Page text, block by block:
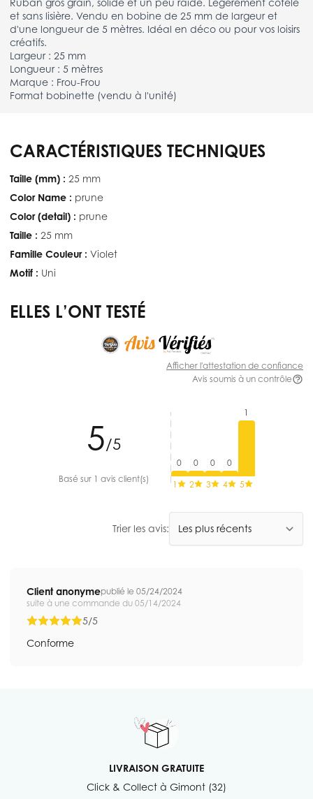
et sans lisière. Vendu en bobine de 25 mm de largeur et
d'une longueur de 5 mètres. Idéal en déco ou pour vos loisirs
créatifs.
Largeur : 25 mm
Longueur : 5 mètres
Marque : Frou-Frou
Format bobinette (vendu à l'unité)
CARACTÉRISTIQUES TECHNIQUES
Taille (mm) : 25 mm
Color Name : prune
Color (detail) : prune
Taille : 25 mm
Famille Couleur : Violet
Motif : Uni
ELLES L’ONT TESTÉ
Afficher l'attestation de confiance
Avis soumis à un contrôle
5/5
Basé sur 1 avis client(s)
0
1
0
2
0
3
0
4
1
5
Trier les avis:
Client anonymepublié le 05/24/2024
suite à une commande du 05/14/2024
5/5
Conforme
LIVRAISON GRATUITE
Click & Collect à Gimont (32)